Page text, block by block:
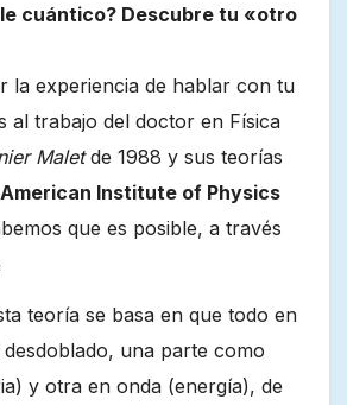
cuántico? Descubre tu «otro
la experiencia de hablar con tu
al trabajo del doctor en Física
Maletde 1988 y sus teorías
American Institute of Physics
que es posible, a través
teoría se basa en que todo en
una parte como
y otra en onda (energía), de